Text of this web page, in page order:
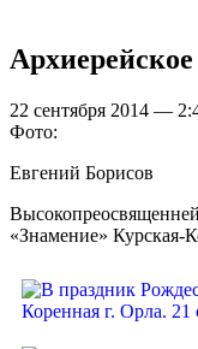
22 сентября 2014 —
Фото:
Евгений Борисов
«Знамение» Курская-